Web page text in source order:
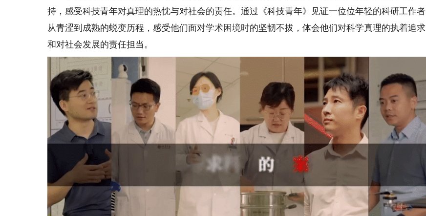
持，感受科技青年对真理的热忱与对社会的责任。通过《科技青年》见证一位位年轻的科研工作者
从青涩到成熟的蜕变历程，感受他们面对学术困境时的坚韧不拔，体会他们对科学真理的执着追求
和对社会发展的责任担当。